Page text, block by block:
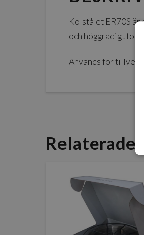
Kolstålet ER70S är
och höggradigt
Används för
Relaterade